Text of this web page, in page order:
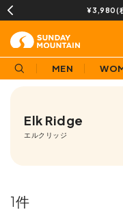
¥3,980(税
MEN
Elk Ridge
エルクリッジ
1